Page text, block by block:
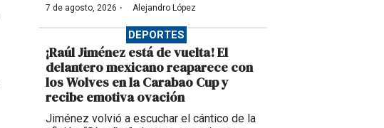
7 de agosto, 2026 · Alejandro López
DEPORTES
¡Raúl Jiménez está de vuelta! El
delantero mexicano reaparece con
los Wolves en la Carabao Cup y
recibe emotiva ovación
Jiménez volvió a escuchar el cántico de la